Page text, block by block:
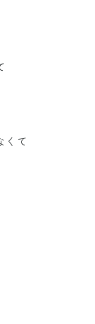
くて